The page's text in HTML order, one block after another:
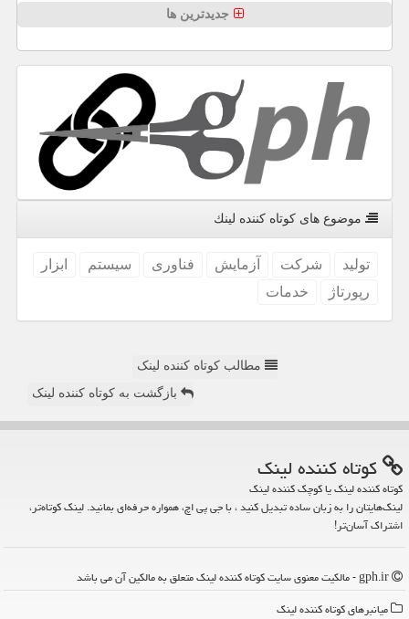
جدیدترین ها
موضوع های كوتاه كننده لینك
تولید شركت آزمایش فناوری سیستم
ابزار
رپورتاژ
خدمات
مطالب کوتاه کننده لینک
بازگشت به کوتاه کننده لینک
كوتاه كننده لینك
کوتاه کننده لینک یا کوچک کننده لینک
لینک‌هایتان را به زبان ساده تبدیل کنید ، با جی پی اچ، همواره حرفه‌ای بمانید. لینک کوتاه‌تر،
اشتراک آسان‌تر!
میانبرهای كوتاه كننده لینك